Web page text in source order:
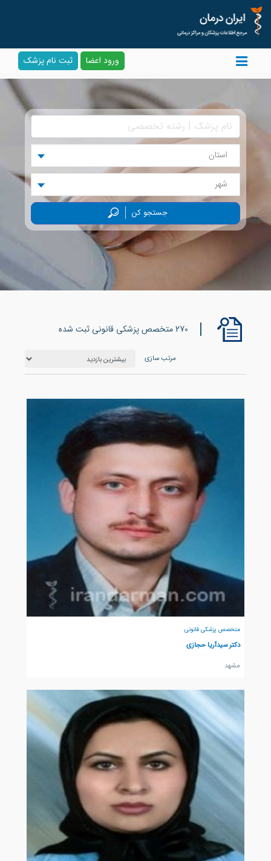
ورود اعضا ثبت نام پزشک
استان
شهر
جستجو کن
270 متخصص پزشکی قانونی ثبت شده
مرتب سازی
متخصص پزشکی قانونی
دکتر سیدآریا حجازی
مشهد